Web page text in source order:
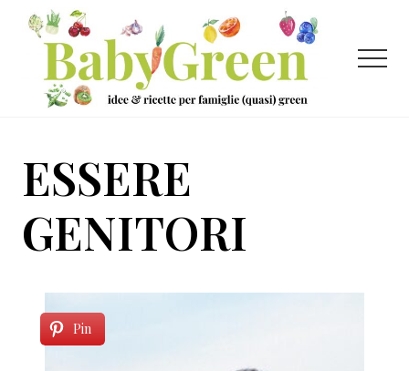
Menu
Passa
contenuto
principale
Passa
ricette
per
famiglie
Menu
ESSERE
GENITORI
Pin